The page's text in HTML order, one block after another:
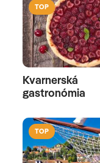
TOP
Kvarnerská
gastronómia
TOP